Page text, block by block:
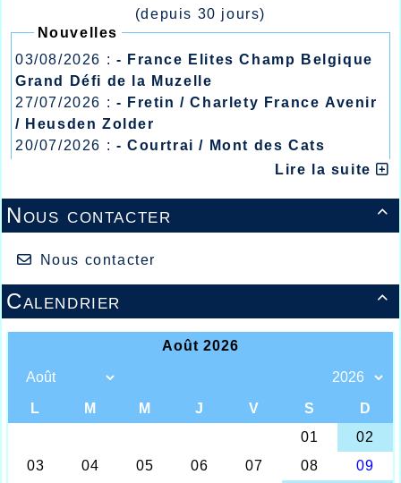
(depuis 30 jours)
Nouvelles
03/08/2026 : - France Elites Champ Belgique
Grand Défi de la Muzelle
27/07/2026 : - Fretin / Charlety France Avenir
/ Heusden Zolder
20/07/2026 : - Courtrai / Mont des Cats
- Lyon / Meeting Abeilles /Lire la suite

Nous contacter
Nous contacter

Calendrier
Championnats France 10kms / Route du
Louvre-Lens
d’athlétisme d’Halluin devait se montrer
commencer par le championnat de France
du 10kms à Troyes où 15 athlètes de l’AHVL
étaient présents avec l’intention de montrer
les couleurs du club sous de bons